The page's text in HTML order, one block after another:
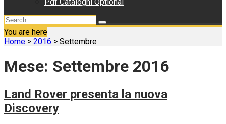
You are here
Home > 2016 > Settembre
Mese: Settembre 2016
Land Rover presenta la nuova
Discovery